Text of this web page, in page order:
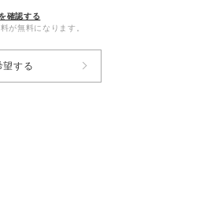
確認する
が無料になります。
望する